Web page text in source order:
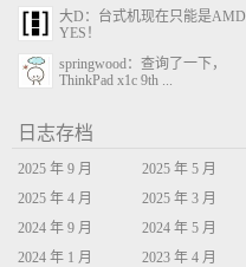
大D：台式机现在只能是AMD
YES！
springwood：查询了一下，
ThinkPad x1c 9th ...
日志存档
2025 年 9 月
2025 年 5 月
2025 年 4 月
2025 年 3 月
2024 年 9 月
2024 年 5 月
2024 年 1 月
2023 年 4 月